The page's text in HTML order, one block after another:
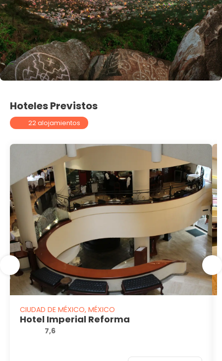
Hoteles Previstos
22 alojamientos
CIUDAD DE MÉXICO, MÉXICO
Hotel Imperial Reforma
7,6